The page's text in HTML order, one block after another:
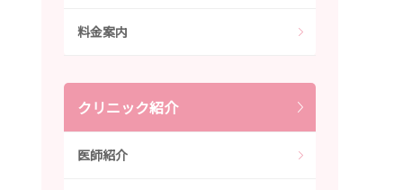
料金案内
クリニック紹介
医師紹介